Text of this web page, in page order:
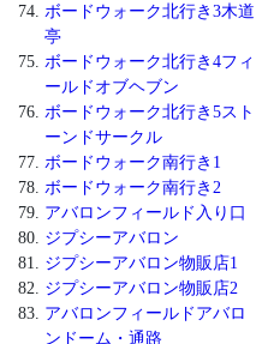
ボードウォーク北行き3木道
亭
ボードウォーク北行き4フィ
ールドオブヘブン
ボードウォーク北行き5スト
ーンドサークル
ボードウォーク南行き1
ボードウォーク南行き2
アバロンフィールド入り口
ジプシーアバロン
ジプシーアバロン物販店1
ジプシーアバロン物販店2
アバロンフィールドアバロ
ンドーム・通路